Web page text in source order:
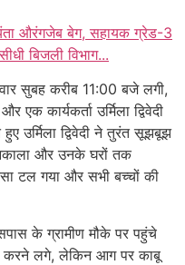
औरंगजेब बेग, सहायक ग्रेड-3
बिजली विभाग...
सुबह करीब 11:00 बजे लगी,
कार्यकर्ता उर्मिला द्विवेदी
उर्मिला द्विवेदी ने तुरंत सूझबूझ
और उनके घरों तक
टल गया और सभी बच्चों की
के ग्रामीण मौके पर पहुंचे
लगे, लेकिन आग पर काबू